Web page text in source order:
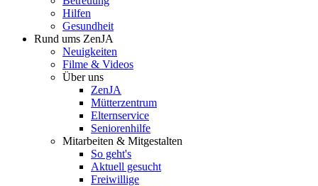
Hilfen
Gesundheit
Rund ums ZenJA
Neuigkeiten
Filme & Videos
Über uns
ZenJA
Mütterzentrum
Elternservice
Seniorenhilfe
Mitarbeiten & Mitgestalten
So geht's
Aktuell gesucht
Freiwillige